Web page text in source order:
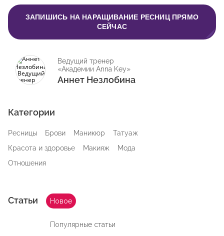
ЗАПИШИСЬ НА НАРАЩИВАНИЕ РЕСНИЦ ПРЯМО
СЕЙЧАС
Ведущий тренер
«Академии Anna Key»
Аннет Незлобина
Категории
Ресницы Брови Маникюр
Татуаж
Красота и здоровье
Макияж
Мода
Отношения
Статьи Новое
Популярные статьи